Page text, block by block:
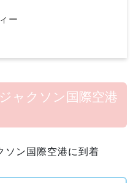
ー
ャクソン国際空港